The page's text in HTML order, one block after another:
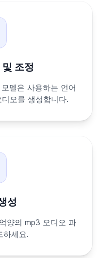
조정
델은 사용하는 언어
오를 생성합니다.
성
양의 mp3 오디오 파
하세요.